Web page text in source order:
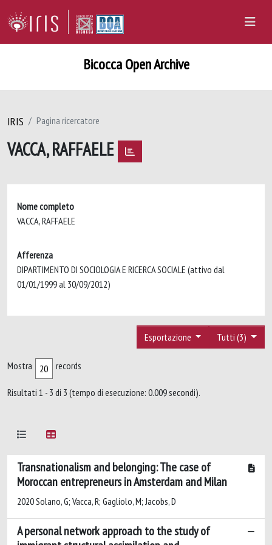
Bicocca Open Archive
IRIS Pagina ricercatore
VACCA, RAFFAELE
Nome completo
VACCA, RAFFAELE
Afferenza
DIPARTIMENTO DI SOCIOLOGIA E RICERCA SOCIALE (attivo dal
01/01/1999 al 30/09/2012)
Tutti (3)
Esportazione
Mostra records
Risultati 1 - 3 di 3 (tempo di esecuzione: 0.009 secondi).
Transnationalism and belonging: The case of
Moroccan entrepreneurs in Amsterdam and Milan
2020 Solano, G; Vacca, R; Gagliolo, M; Jacobs, D
A personal network approach to the study of